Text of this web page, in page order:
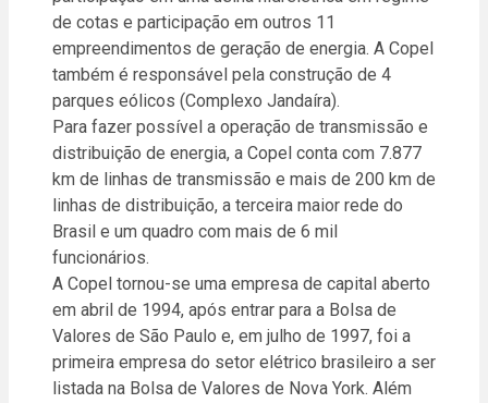
de cotas e participação em outros 11
empreendimentos de geração de energia. A Copel
também é responsável pela construção de 4
parques eólicos (Complexo Jandaíra).
Para fazer possível a operação de transmissão e
distribuição de energia, a Copel conta com 7.877
km de linhas de transmissão e mais de 200 km de
linhas de distribuição, a terceira maior rede do
Brasil e um quadro com mais de 6 mil
funcionários.
A Copel tornou-se uma empresa de capital aberto
em abril de 1994, após entrar para a Bolsa de
Valores de São Paulo e, em julho de 1997, foi a
primeira empresa do setor elétrico brasileiro a ser
listada na Bolsa de Valores de Nova York. Além